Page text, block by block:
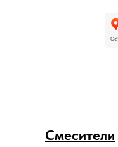
Смесители